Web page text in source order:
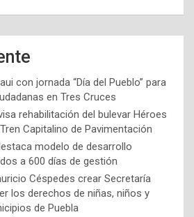
con jornada “Día del Pueblo” para
en Tres Cruces
rehabilitación del bulevar Héroes
Capitalino de Pavimentación
modelo de desarrollo
a 600 días de gestión
Céspedes crear Secretaría
los derechos de niñas, niños y
de Puebla